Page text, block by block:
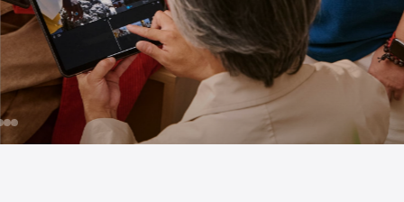
iPad
Gestalte
Programmieren. Designen. Oder Fotos machen.
Finde die passende Session, lass dich
inspirieren und setz mit deinen
Lieblingsprodukten neue Ideen um.